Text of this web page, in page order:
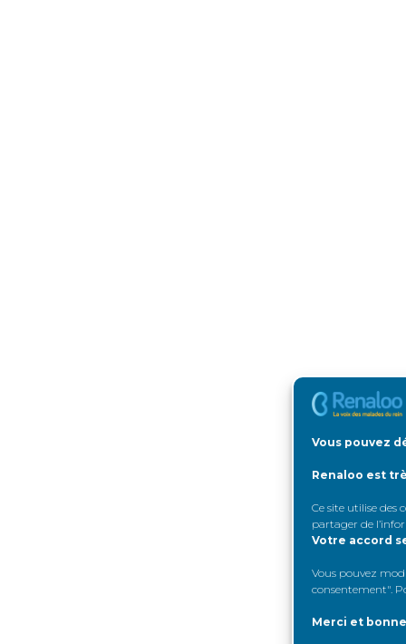
Vous pouvez
Renaloo est
Ce site utilise des
partager de
Votre accord
Vous pouvez
consentement".
Merci et